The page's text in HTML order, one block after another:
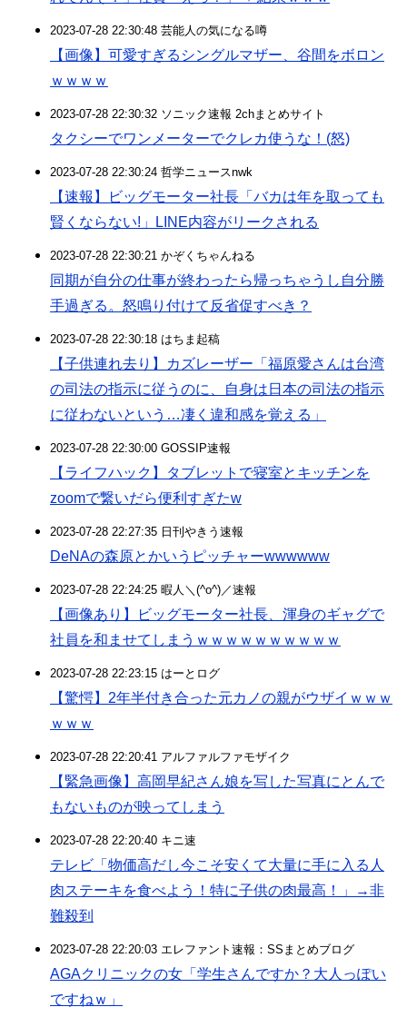
2023-07-28 22:30:48 芸能人の気になる噂
【画像】可愛すぎるシングルマザー、谷間をボロン
ｗｗｗｗ
2023-07-28 22:30:32 ソニック速報 2chまとめサイト
タクシーでワンメーターでクレカ使うな！(怒)
2023-07-28 22:30:24 哲学ニュースnwk
【速報】ビッグモーター社長「バカは年を取っても
賢くならない!」LINE内容がリークされる
2023-07-28 22:30:21 かぞくちゃんねる
同期が自分の仕事が終わったら帰っちゃうし自分勝
手過ぎる。怒鳴り付けて反省促すべき？
2023-07-28 22:30:18 はちま起稿
【子供連れ去り】カズレーザー「福原愛さんは台湾
の司法の指示に従うのに、自身は日本の司法の指示
に従わないという…凄く違和感を覚える」
2023-07-28 22:30:00 GOSSIP速報
【ライフハック】タブレットで寝室とキッチンを
zoomで繋いだら便利すぎたw
2023-07-28 22:27:35 日刊やきう速報
DeNAの森原とかいうピッチャーwwwwww
2023-07-28 22:24:25 暇人＼(^o^)／速報
【画像あり】ビッグモーター社長、渾身のギャグで
社員を和ませてしまうｗｗｗｗｗｗｗｗｗｗ
2023-07-28 22:23:15 はーとログ
【驚愕】2年半付き合った元カノの親がウザイｗｗｗ
ｗｗｗ
2023-07-28 22:20:41 アルファルファモザイク
【緊急画像】高岡早紀さん娘を写した写真にとんで
もないものが映ってしまう
2023-07-28 22:20:40 キニ速
テレビ「物価高だし今こそ安くて大量に手に入る人
肉ステーキを食べよう！特に子供の肉最高！」→非
難殺到
2023-07-28 22:20:03 エレファント速報：SSまとめブログ
AGAクリニックの女「学生さんですか？大人っぽい
ですねｗ」